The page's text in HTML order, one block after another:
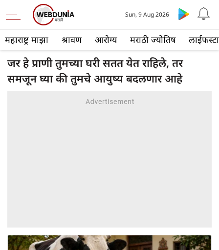
महाराष्ट्र माझा श्रावण आरोग्य मराठी ज्योतिष
Sun, 9 Aug 2026
जर हे प्राणी तुमच्या घरी सतत येत राहिले, तर
समजून घ्या की तुमचे आयुष्य बदलणार आहे